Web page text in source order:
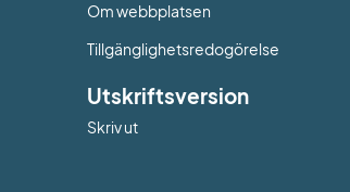
Om webbplatsen
Tillgänglighetsredogörelse
Utskriftsversion
Skriv ut